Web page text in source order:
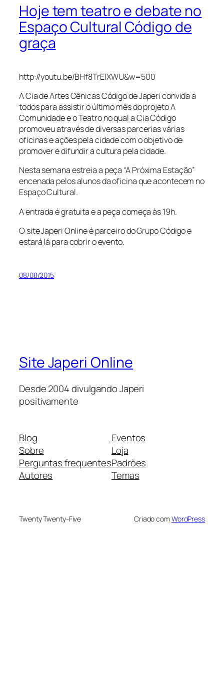
Hoje tem teatro e debate no
Espaço Cultural Código de
graça
http://youtu.be/BHf8TrEIXWU&w=500
A Cia de Artes Cênicas Código de Japeri convida a
todos para assistir o último mês do projeto A
Comunidade e o Teatro no qual a Cia Código
promoveu através de diversas parcerias várias
oficinas e ações pela cidade com o objetivo de
promover e difundir a cultura pela cidade.
Nesta semana estreia a peça “A Próxima Estação”
encenada pelos alunos da oficina que acontecem no
Espaço Cultural.
A entrada é gratuita e a peça começa às 19h.
O site Japeri Online é parceiro do Grupo Código e
estará lá para cobrir o evento.
08/08/2015
Site Japeri Online
Desde 2004 divulgando Japeri
positivamente
Blog
Sobre
Perguntas frequentes
Autores
Eventos
Loja
Padrões
Temas
Twenty Twenty-Five Criado com WordPress